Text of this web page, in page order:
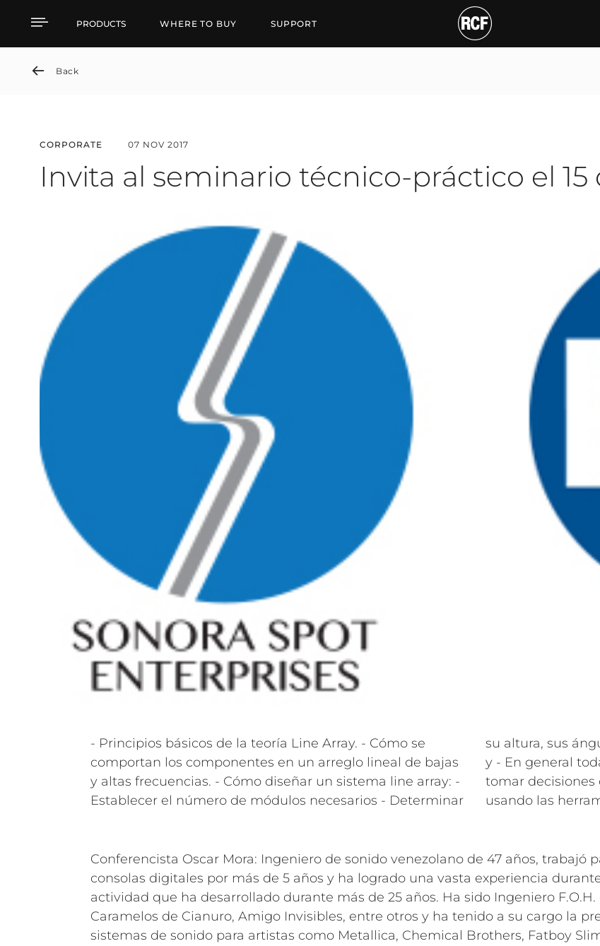
Invita al seminario técnico-práctico el 15 de
PRODUCTS WHERE TO BUY SUPPORT
Back
CORPORATE 07 NOV 2017
Invita al seminario técnico-práctico el 15
- Principios básicos de la teoría Line Array. - Cómo se
comportan los componentes en un arreglo lineal de bajas
y altas frecuencias. - Cómo diseñar un sistema line array: -
Establecer el número de módulos necesarios - Determinar
su altura, sus ángulos de inclinación, las distancias críticas
y - En general toda la información que se debe tener para
tomar decisiones claves con respecto a un line array,
usando las
Conferencista Oscar Mora: Ingeniero de sonido venezolano de 47 años, trabajó
consolas digitales por más de 5 años y ha logrado una vasta experiencia
actividad que ha desarrollado durante más de 25 años. Ha sido Ingeniero
Caramelos de Cianuro, Amigo Invisibles, entre otros y ha tenido a su cargo la
sistemas de sonido para artistas como Metallica, Chemical Brothers, Fatboy